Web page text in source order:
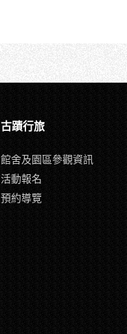
古蹟行旅
館舍及園區參觀資訊
活動報名
預約導覽